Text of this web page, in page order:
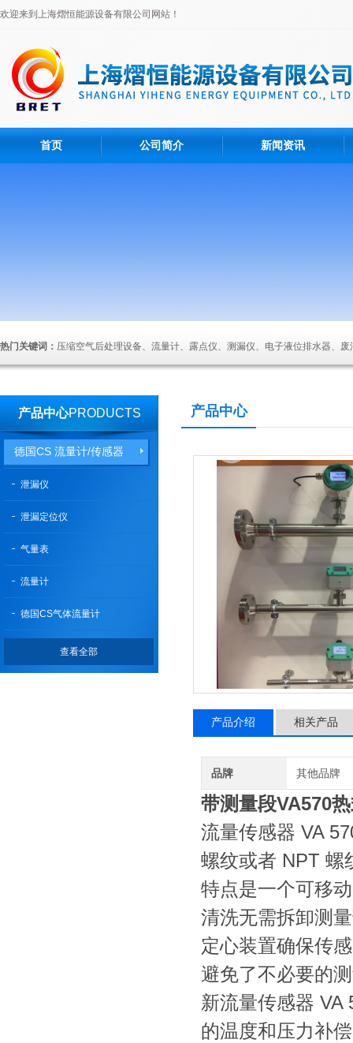
欢迎来到上海熠恒能源设备有限公司网站！
首页 公司简介 新闻资讯
热门关键词： 压缩空气后处理设备、流量计、露点仪、测漏仪、电子液位排水器、
产品中心PRODUCTS
德国CS 流量计/传感器
泄漏仪
泄漏定位仪
气量表
流量计
德国CS气体流量计
查看全部
产品中心
产品介绍 相关产品
品牌 其他品牌
带测量段VA570
流量传感器 VA
螺纹或者 NPT 螺
特点是一个可移
清洗无需拆卸测
定心装置确保传
避免了不必要的
新流量传感器 VA
的温度和压力补